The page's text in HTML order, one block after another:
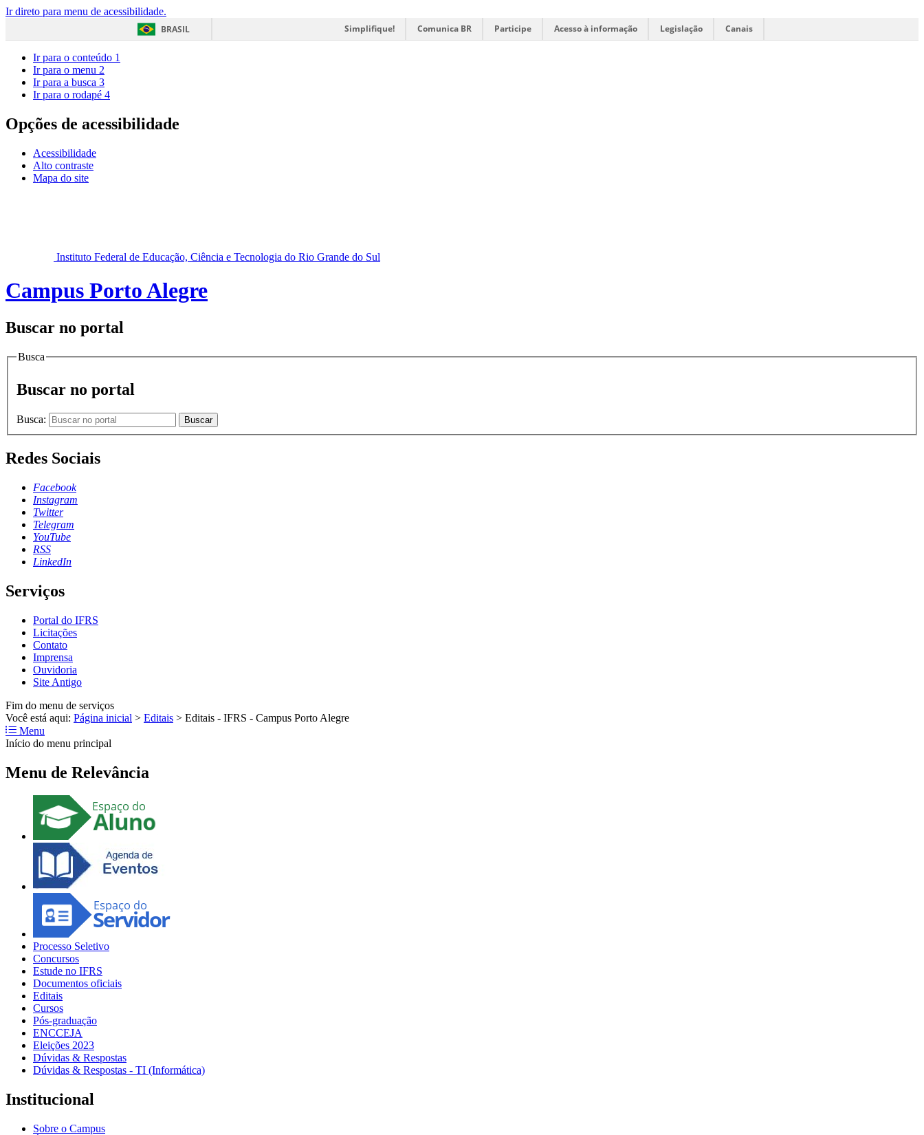
Ir direto para menu de acessibilidade.
BRASIL
Simplifique! Comunica BR Participe Acesso à informação Legislação Canais
Ir para o conteúdo 1
Ir para o menu 2
Ir para a busca 3
Ir para o rodapé 4
Opções de acessibilidade
Acessibilidade
Alto contraste
Mapa do site
Instituto Federal de Educação, Ciência e Tecnologia do Rio Grande do Sul
Campus Porto Alegre
Buscar no portal
Busca
Buscar no portal
Busca: Buscar
Redes Sociais
Facebook
Instagram
Twitter
Telegram
YouTube
RSS
LinkedIn
Serviços
Portal do IFRS
Licitações
Contato
Imprensa
Ouvidoria
Site Antigo
Fim do menu de serviços
Você está aqui: Página inicial > Editais > Editais - IFRS - Campus Porto Alegre
Menu
Início do menu principal
Menu de Relevância
Processo Seletivo
Concursos
Estude no IFRS
Documentos oficiais
Editais
Cursos
Pós-graduação
ENCCEJA
Eleições 2023
Dúvidas & Respostas
Dúvidas & Respostas - TI (Informática)
Institucional
Sobre o Campus